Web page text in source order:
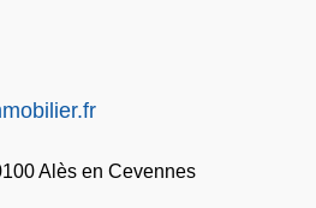
Alès en Cevennes